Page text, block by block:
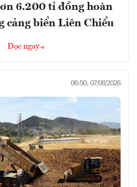
6.200 tỉ đồng hoàn
cảng biển Liên Chiểu
Đọc ngay
06:50, 07/08/2026